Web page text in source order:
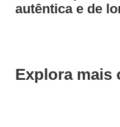
autêntica e de
Explora mais